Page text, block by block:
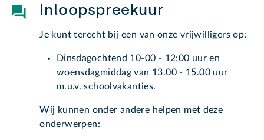
Inloopspreekuur
Je kunt terecht bij een van onze vrijwilligers op:
Dinsdagochtend 10-00 - 12:00 uur en
woensdagmiddag van 13.00 - 15.00 uur
m.u.v. schoolvakanties.
Wij kunnen onder andere helpen met deze
onderwerpen: